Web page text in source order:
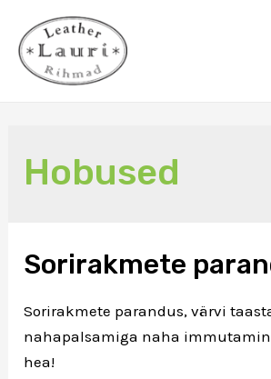
content
Hobused
Sorirakmete
Sorirakmete parandus, värvi
nahapalsamiga naha
hea!